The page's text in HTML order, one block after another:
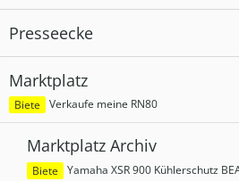
Presseecke
Marktplatz
Biete Verkaufe meine RN80
Marktplatz Archiv
Biete Yamaha XSR 900 Kühlerschutz